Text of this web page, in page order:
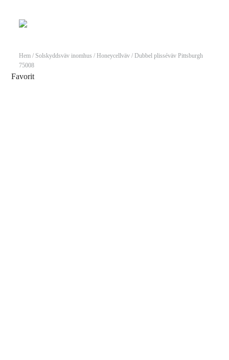
Hem / Solskyddsväv inomhus /Honeycellväv / Dubbel plisséväv Pittsburgh
75008
Favorit